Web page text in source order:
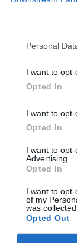
Personal
I want to
Opted In
I want to
Opted In
I want to
Advertising.
Opted In
I want to
of my
was collected.
Opted Out
og Sveio i